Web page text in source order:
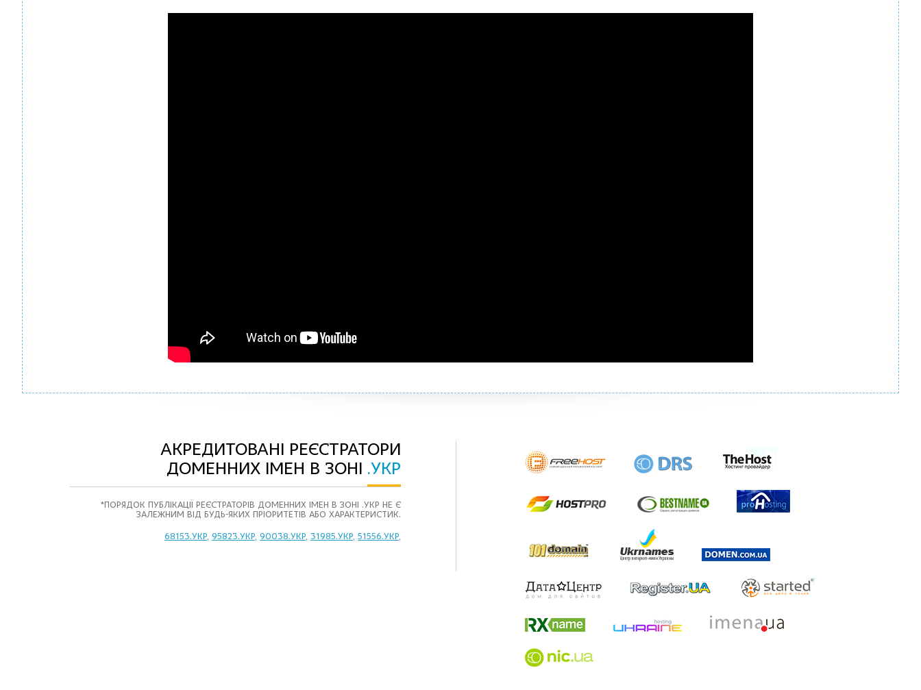
АКРЕДИТОВАНІ РЕЄСТРАТОРИ
ДОМЕННИХ ІМЕН В ЗОНІ .УКР
*ПОРЯДОК ПУБЛІКАЦІЇ РЕЄСТРАТОРІВ ДОМЕННИХ ІМЕН В ЗОНІ .УКР НЕ Є
ЗАЛЕЖНИМ ВІД БУДЬ-ЯКИХ ПРІОРИТЕТІВ АБО ХАРАКТЕРИСТИК.
68153.УКР, 95823.УКР, 90038.УКР, 31985.УКР, 51556.УКР,